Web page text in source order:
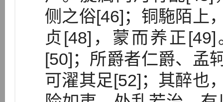
侧之俗[46]；铜駞陌上
贞[48]，蒙而养正
[50]；所爵者仁爵、孟
可濯其足[52]；其醉也